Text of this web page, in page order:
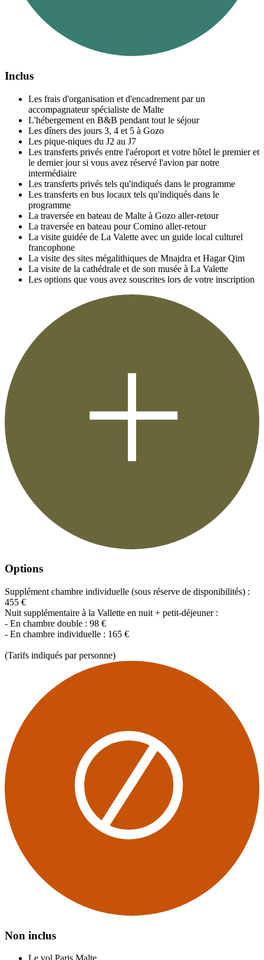
Inclus
Les frais d'organisation et d'encadrement par un
accompagnateur spécialiste de Malte
L'hébergement en B&B pendant tout le séjour
Les dîners des jours 3, 4 et 5 à Gozo
Les pique-niques du J2 au J7
Les transferts privés entre l'aéroport et votre hôtel le premier et
le dernier jour si vous avez réservé l'avion par notre
intermédiaire
Les transferts privés tels qu'indiqués dans le programme
Les transferts en bus locaux tels qu'indiqués dans le
programme
La traversée en bateau de Malte à Gozo aller-retour
La traversée en bateau pour Comino aller-retour
La visite guidée de La Valette avec un guide local culturel
francophone
La visite des sites mégalithiques de Mnajdra et Hagar Qim
La visite de la cathédrale et de son musée à La Valette
Les options que vous avez souscrites lors de votre inscription
Options
Supplément chambre individuelle (sous réserve de disponibilités) :
455 €
Nuit supplémentaire à la Vallette en nuit + petit-déjeuner :
- En chambre double : 98 €
- En chambre individuelle : 165 €
(Tarifs indiqués par personne)
Non inclus